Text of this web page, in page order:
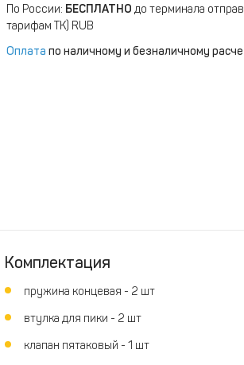
По России: БЕСПЛАТНО до терминала
тарифам ТК) RUB
Оплата по наличному и безналичному
Комплектация
пружина концевая - 2 шт
втулка для пики - 2 шт
клапан пятаковый - 1 шт